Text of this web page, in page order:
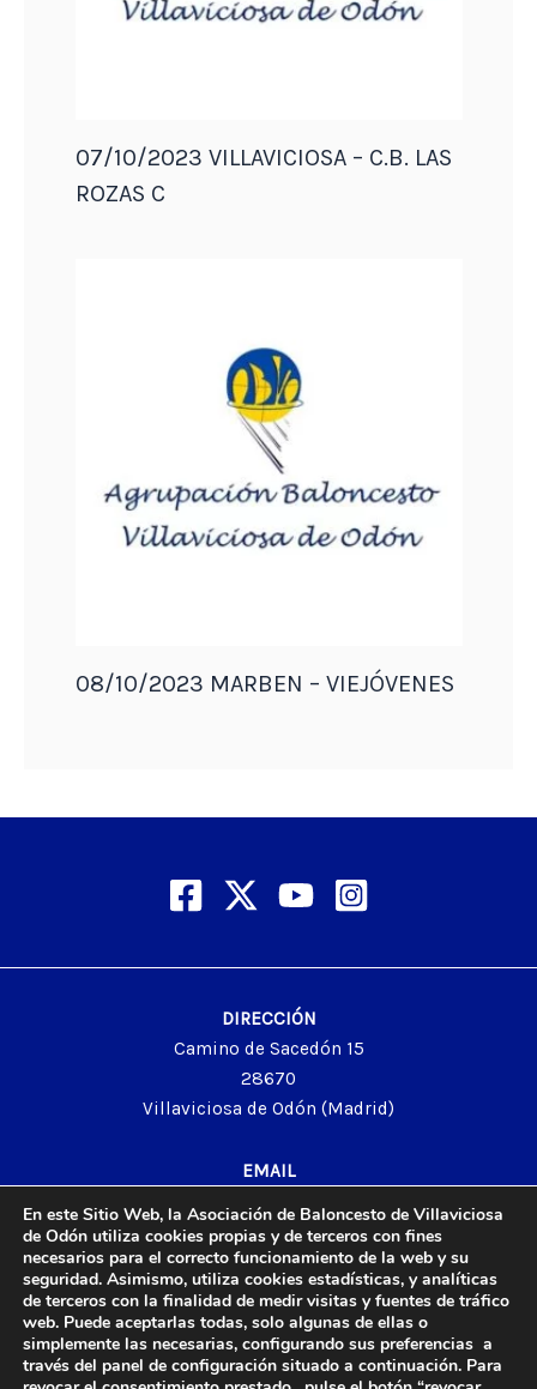
07/10/2023 VILLAVICIOSA – C.B. LAS
ROZAS C
08/10/2023 MARBEN – VIEJÓVENES
DIRECCIÓN
Camino de Sacedón 15
28670
Villaviciosa de Odón (Madrid)
EMAIL
TELÉFONO
916 657 426
© 2024 Agrupación Baloncesto de Villaviciosa de Odón.
En este Sitio Web, la Asociación de Baloncesto de Villaviciosa
de Odón utiliza cookies propias y de terceros con fines
necesarios para el correcto funcionamiento de la web y su
seguridad. Asimismo, utiliza cookies estadísticas, y analíticas
de terceros con la finalidad de medir visitas y fuentes de tráfico
web. Puede aceptarlas todas, solo algunas de ellas o
simplemente las necesarias, configurando sus preferencias a
través del panel de configuración situado a continuación. Para